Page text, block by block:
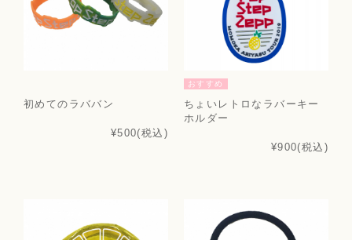
初めてのラババン
¥500(税込)
おすすめ
ちょいレトロなラバーキー
ホルダー
¥900(税込)